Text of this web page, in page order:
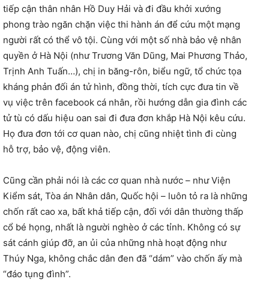
tiếp cận thân nhân Hồ Duy Hải và đi đầu khởi xướng
phong trào ngăn chặn việc thi hành án để cứu một mạng
người rất có thể vô tội. Cùng với một số nhà bảo vệ nhân
quyền ở Hà Nội (như Trương Văn Dũng, Mai Phương Thảo,
Trịnh Anh Tuấn…), chị in băng-rôn, biểu ngữ, tổ chức tọa
kháng phản đối án tử hình, đồng thời, tích cực đưa tin về
vụ việc trên facebook cá nhân, rồi hướng dẫn gia đình các
tử tù có dấu hiệu oan sai đi đưa đơn khắp Hà Nội kêu cứu.
Họ đưa đơn tới cơ quan nào, chị cũng nhiệt tình đi cùng
hỗ trợ, bảo vệ, động viên.
Cũng cần phải nói là các cơ quan nhà nước – như Viện
Kiểm sát, Tòa án Nhân dân, Quốc hội – luôn tỏ ra là những
chốn rất cao xa, bất khả tiếp cận, đối với dân thường thấp
cổ bé họng, nhất là người nghèo ở các tỉnh. Không có sự
sát cánh giúp đỡ, an ủi của những nhà hoạt động như
Thúy Nga, không chắc dân đen đã “dám” vào chốn ấy mà
“đáo tụng đình”.